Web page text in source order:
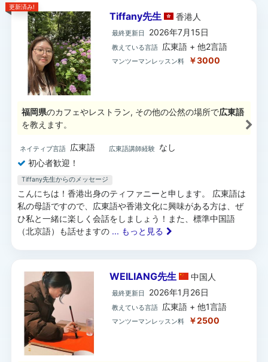
更新済み!
Tiffany先生 香港人
最終更新日 2026年7月15日
教えている言語 広東語 + 他2言語
マンツーマンレッスン料 ￥3000
福岡県のカフェやレストラン, その他の公然の場所で広東語
を教えます。
ネイティブ言語 広東語 広東語講師経験
なし
初心者歓迎！
Tiffany先生からのメッセージ
こんにちは！香港出身のティファニーと申します。 広東語は
私の母語ですので、広東語や香港文化に興味がある方は、ぜ
ひ私と一緒に楽しく会話をしましょう！また、標準中国語
（北京語）も話せますの ... もっと見る
WEILIANG先生 中国 人
最終更新日 2026年1月26日
教えている言語 広東語 + 他1言語
マンツーマンレッスン料 ￥2500